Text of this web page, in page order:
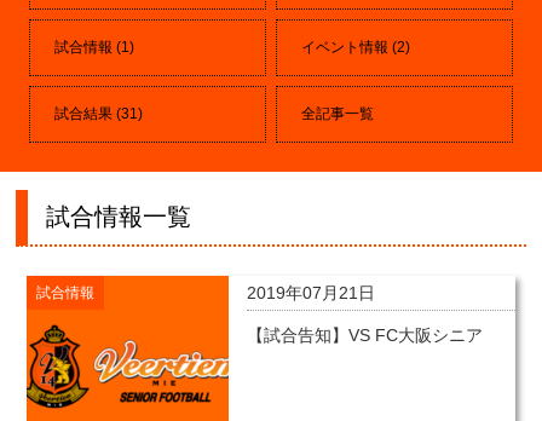
試合情報 (1) イベント情報 (2)
試合結果 (31) 全記事一覧
試合情報一覧
試合情報 2019年07月21日
【試合告知】VS FC大阪シニア